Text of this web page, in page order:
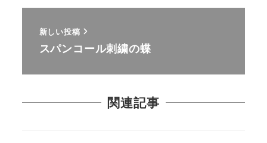
新しい投稿
スパンコール刺繍の蝶
関連記事